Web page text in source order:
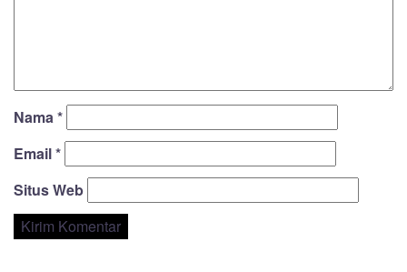
Nama*
Email*
Situs Web